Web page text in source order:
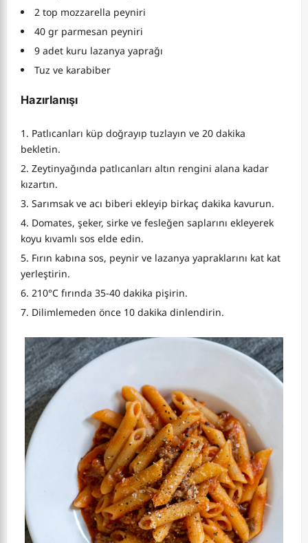
2 top mozzarella peyniri
40 gr parmesan peyniri
9 adet kuru lazanya yaprağı
Tuz ve karabiber
Hazırlanışı
Patlıcanları küp doğrayıp tuzlayın ve 20 dakika
bekletin.
Zeytinyağında patlıcanları altın rengini alana kadar
kızartın.
Sarımsak ve acı biberi ekleyip birkaç dakika kavurun.
Domates, şeker, sirke ve fesleğen saplarını ekleyerek
koyu kıvamlı sos elde edin.
Fırın kabına sos, peynir ve lazanya yapraklarını kat kat
yerleştirin.
210°C fırında 35-40 dakika pişirin.
Dilimlemeden önce 10 dakika dinlendirin.